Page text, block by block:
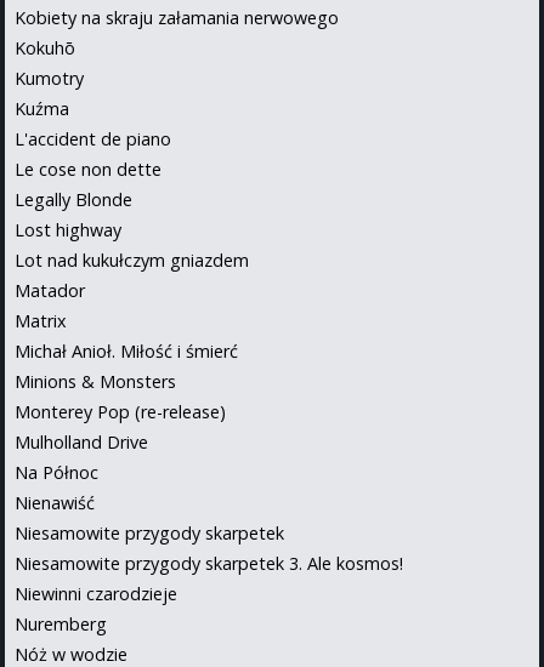
Kobiety na skraju załamania nerwowego
Kokuhō
Kumotry
Kuźma
L'accident de piano
Le cose non dette
Legally Blonde
Lost highway
Lot nad kukułczym gniazdem
Matador
Matrix
Michał Anioł. Miłość i śmierć
Minions & Monsters
Monterey Pop (re-release)
Mulholland Drive
Na Północ
Nienawiść
Niesamowite przygody skarpetek
Niesamowite przygody skarpetek 3. Ale kosmos!
Niewinni czarodzieje
Nuremberg
Nóż w wodzie